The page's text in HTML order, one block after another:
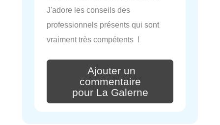
J'adore les conseils des
professionnels présents qui sont
vraiment très compétents !
Ajouter un
commentaire
pour La Galerne